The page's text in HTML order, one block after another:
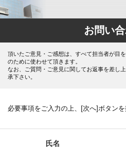
お問い
頂いたご意見・ご感想は、すべて担当者が目
のために使わせて頂きます。
なお、ご質問・ご意見に関してお返事を差し
承下さい。
必要事項をご入力の上、[次へ]ボタンを
氏名